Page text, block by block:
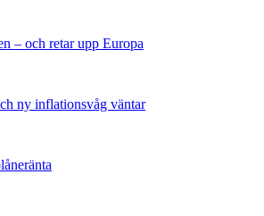
– och retar upp Europa
ny inflationsvåg väntar